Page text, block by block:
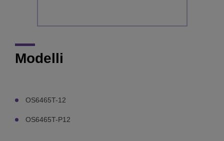
Modelli
OS6465T-12
OS6465T-P12